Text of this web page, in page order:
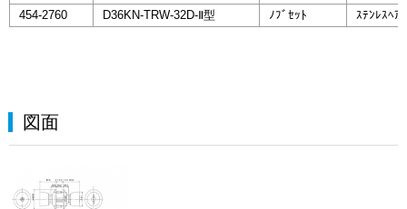
454-2760
D36KN-TRW-32D-Ⅱ型 ﾉﾌﾞｾｯﾄ ｽﾃﾝﾚｽﾍｱ
図面